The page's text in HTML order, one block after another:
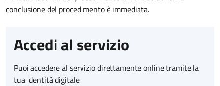
conclusione del procedimento è immediata.
Accedi al servizio
Puoi accedere al servizio direttamente online tramite la
tua identità digitale